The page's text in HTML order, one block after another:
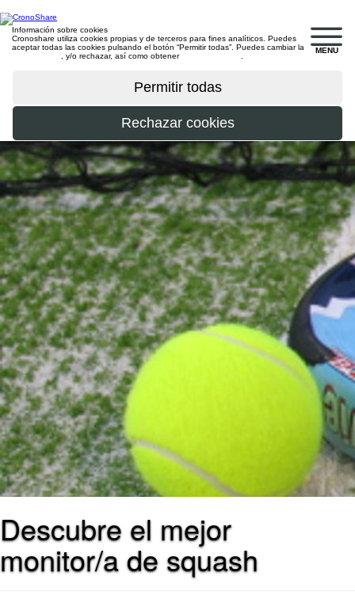
MENU
Información sobre cookies
Cronoshare utiliza cookies propias y de terceros para fines analíticos. Puedes
aceptar todas las cookies pulsando el botón “Permitir todas”. Puedes cambiar la
, y/o rechazar, así como obtener
Descubre el mejor
monitor/a de squash